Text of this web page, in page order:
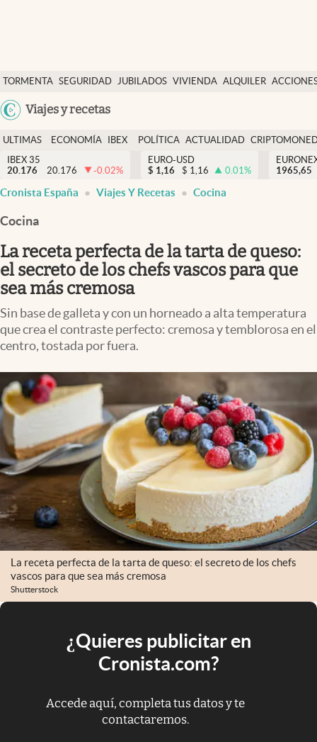
TORMENTA SEGURIDAD JUBILADOS VIVIENDA ALQUILER
USA
Viajes y recetas
Economía y finanzas
Política
Actualidad
Criptomonedas
España
ULTIMAS
NOTICIAS
ECONOMÍA
FINANZAS
IBEX
EURO
POLÍTICA ACTUALIDAD
IBEX 35
20.176
20.176 -0.02%
EURO-USD
$ 1,16 $ 1,16 0.01%
1965,65
Cronista España Viajes Y Recetas Cocina
Cocina
La receta perfecta de la tarta de queso:
el secreto de los chefs vascos para que
sea más cremosa
Sin base de galleta y con un horneado a alta temperatura
que crea el contraste perfecto: cremosa y temblorosa en el
centro, tostada por fuera.
La receta perfecta de la tarta de queso: el secreto de los chefs
vascos para que sea más cremosa
Shutterstock
¿Quieres publicitar en
Cronista.com?
Accede aquí, completa tus datos y te
contactaremos.